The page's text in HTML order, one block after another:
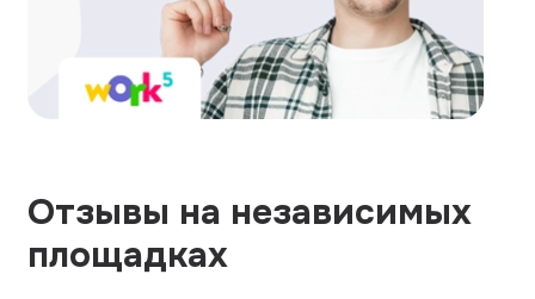
Отзывы на независимых
площадках